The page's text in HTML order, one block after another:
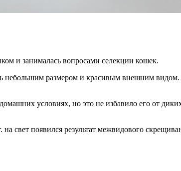
и занималась вопросами селекции кошек.
размером и красивым внешним видом.
условиях, но это не избавило его от
свет появился результат межвидового